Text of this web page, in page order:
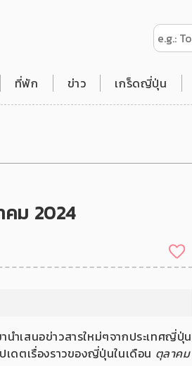
ที่พัก ข่าว เกร็ดญี่ปุ่น
ม 2024
นำเสนอข่าวสารใหม่ๆจากประเทศญี่ปุ่น
ดตเรื่องราวของญี่ปุ่นในเดือน ตุลาคม